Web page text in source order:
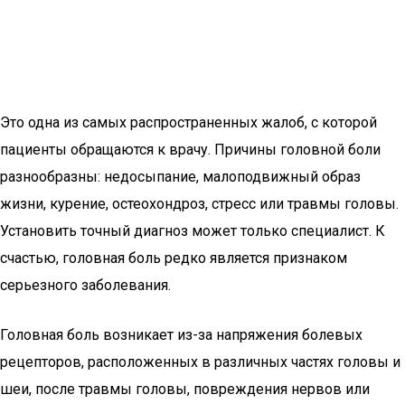
Это одна из самых распространенных жалоб, с которой
пациенты обращаются к врачу. Причины головной боли
разнообразны: недосыпание, малоподвижный образ
жизни, курение, остеохондроз, стресс или травмы головы.
Установить точный диагноз может только специалист. К
счастью, головная боль редко является признаком
серьезного заболевания.
Головная боль возникает из-за напряжения болевых
рецепторов, расположенных в различных частях головы и
шеи, после травмы головы, повреждения нервов или